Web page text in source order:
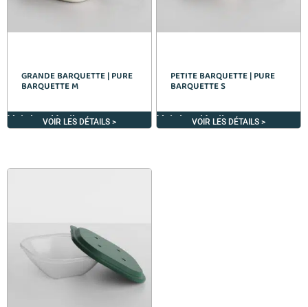
GRANDE BARQUETTE | PURE
BARQUETTE M
VOIR LES DÉTAILS >
Voir les détails >
PETITE BARQUETTE | PURE
BARQUETTE S
VOIR LES DÉTAILS >
Voir les détails >